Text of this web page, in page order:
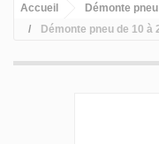
Accueil
Démonte
Démonte pneu de 10 à